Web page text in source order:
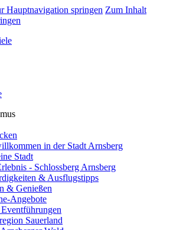
Hauptnavigation springen Zum Inhalt
in der Stadt Arnsberg
Stadt
- Schlossberg Arnsberg
& Ausflugstipps
& Genießen
Angebote
Sauerland